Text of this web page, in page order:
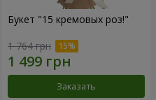
Букет "15 кремовых роз!"
1 764 грн
Заказать